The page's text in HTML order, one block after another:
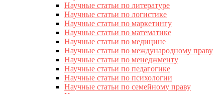
Научные статьи по литературе
Научные статьи по логистике
Научные статьи по маркетингу
Научные статьи по математике
Научные статьи по медицине
Научные статьи по международному праву
Научные статьи по менеджменту
Научные статьи по педагогике
Научные статьи по психологии
Научные статьи по семейному праву